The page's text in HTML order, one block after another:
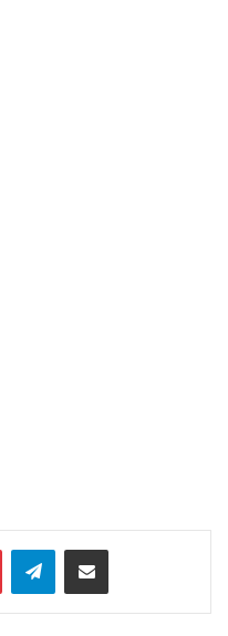
PinterestTelegramShare via Email